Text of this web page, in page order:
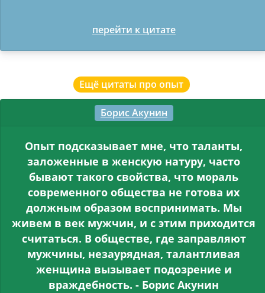
перейти к цитате
Ещё цитаты про опыт
Борис Акунин
Опыт подсказывает мне, что таланты,
заложенные в женскую натуру, часто
бывают такого свойства, что мораль
современного общества не готова их
должным образом воспринимать. Мы
живем в век мужчин, и с этим приходится
считаться. В обществе, где заправляют
мужчины, незаурядная, талантливая
женщина вызывает подозрение и
враждебность. - Борис Акунин